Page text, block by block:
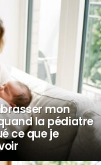
mon
la pédiatre
ce que je